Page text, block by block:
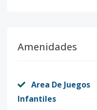
Amenidades
Area De Juegos
Infantiles